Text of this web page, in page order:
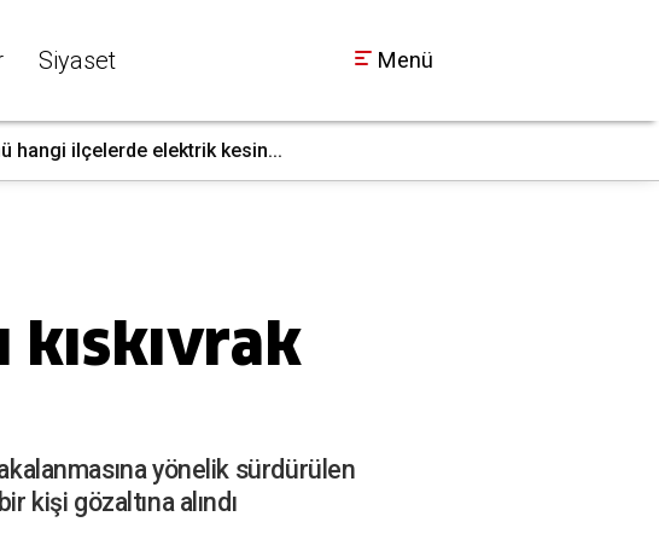
Siyaset Menü
hangi ilçelerde elektrik kesin...
kıskıvrak
yönelik sürdürülen
kişi gözaltına alındı